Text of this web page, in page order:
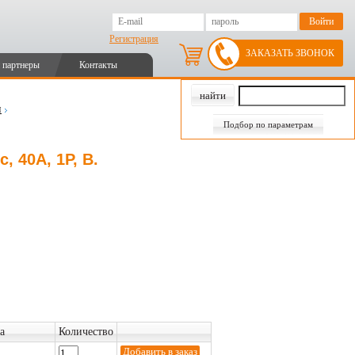
Регистрация
Контакты
ЗАКАЗАТЬ ЗВОНОК
Подбор по параметрам
40А, 1P, B.
Количество